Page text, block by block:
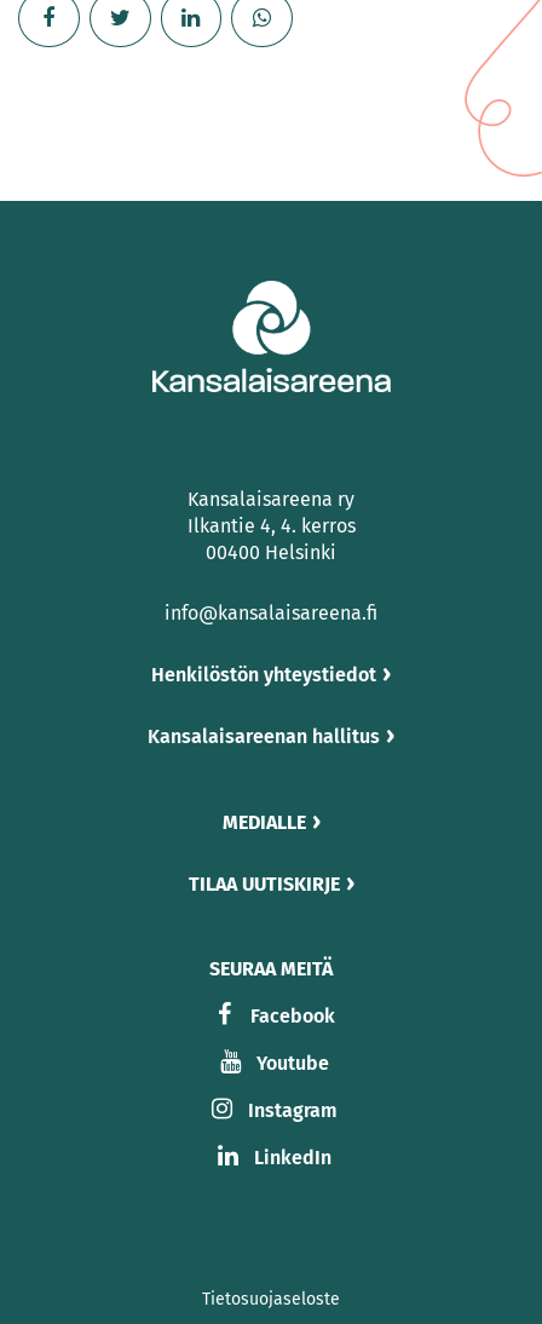
Kansalaisareena ry
Ilkantie 4, 4. kerros
00400 Helsinki
info@kansalaisareena.fi
Henkilöstön yhteystiedot
Kansalaisareenan hallitus
MEDIALLE
TILAA UUTISKIRJE
SEURAA MEITÄ
Facebook
Youtube
Instagram
LinkedIn
Tietosuojaseloste